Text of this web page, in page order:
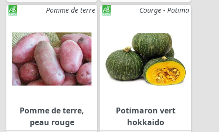
Pomme de terre
Pomme de terre,
peau rouge
Courge - Potima
Potimaron vert
hokkaido